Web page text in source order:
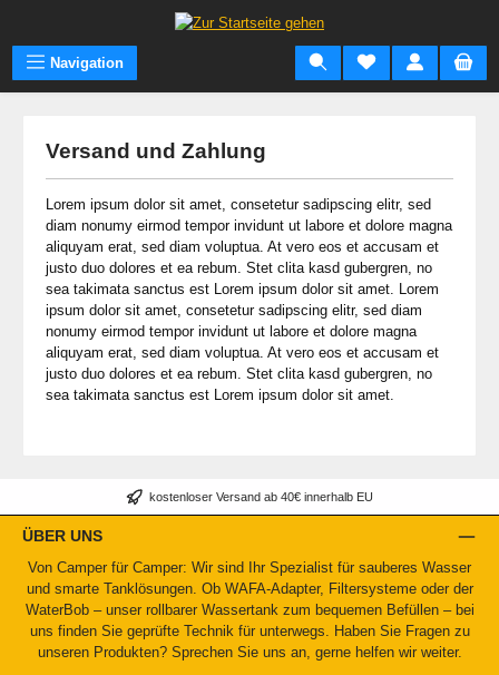
Zum Hauptinhalt springen
Navigation
Versand und Zahlung
Lorem ipsum dolor sit amet, consetetur sadipscing elitr, sed
diam nonumy eirmod tempor invidunt ut labore et dolore magna
aliquyam erat, sed diam voluptua. At vero eos et accusam et
justo duo dolores et ea rebum. Stet clita kasd gubergren, no
sea takimata sanctus est Lorem ipsum dolor sit amet. Lorem
ipsum dolor sit amet, consetetur sadipscing elitr, sed diam
nonumy eirmod tempor invidunt ut labore et dolore magna
aliquyam erat, sed diam voluptua. At vero eos et accusam et
justo duo dolores et ea rebum. Stet clita kasd gubergren, no
sea takimata sanctus est Lorem ipsum dolor sit amet.
kostenloser Versand ab 40€ innerhalb EU
ÜBER UNS
Von Camper für Camper: Wir sind Ihr Spezialist für sauberes Wasser
und smarte Tanklösungen. Ob WAFA-Adapter, Filtersysteme oder der
WaterBob – unser rollbarer Wassertank zum bequemen Befüllen – bei
uns finden Sie geprüfte Technik für unterwegs. Haben Sie Fragen zu
unseren Produkten? Sprechen Sie uns an, gerne helfen wir weiter.